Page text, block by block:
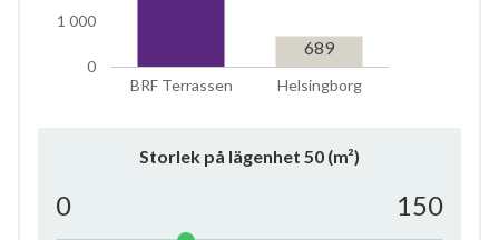
BRF Terrassen Helsingborg
0
1 000
689
Storlek på lägenhet 50 (m²)
0 150